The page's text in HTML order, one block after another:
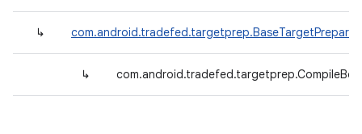
↳ com.android.tradefed.targetprep.BaseTargetPreparer
↳